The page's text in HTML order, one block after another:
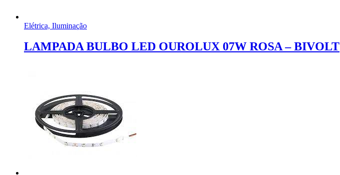
Elétrica, Iluminação
LAMPADA BULBO LED OUROLUX 07W ROSA – BIVOLT